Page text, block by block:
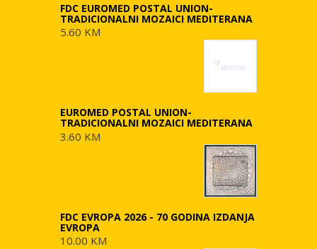
FDC EUROMED POSTAL UNION-
TRADICIONALNI MOZAICI MEDITERANA
5.60 KM
EUROMED POSTAL UNION-
TRADICIONALNI MOZAICI MEDITERANA
3.60 KM
FDC EVROPA 2026 - 70 GODINA IZDANJA
EVROPA
10.00 KM